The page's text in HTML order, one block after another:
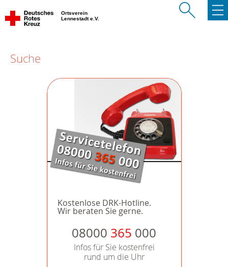
Ortsverein
Lennestadt e.V.
Suche
Kostenlose DRK-Hotline.
Wir beraten Sie gerne.
08000 365 000
Infos für Sie kostenfrei
rund um die Uhr